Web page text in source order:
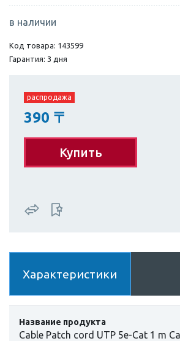
в наличии
Код товара: 143599
Гарантия: 3 дня
распродажа
390 〒
Купить
Характеристики
Название продукта
Cable Patch cord UTP 5e-Cat 1 m